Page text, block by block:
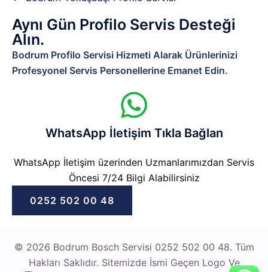
Aynı Gün Profilo Servis Desteği
Alın.
Bodrum Profilo Servisi Hizmeti Alarak Ürünlerinizi
Profesyonel Servis Personellerine Emanet Edin.
WhatsApp İletişim Tıkla Bağlan
WhatsApp İletişim üzerinden Uzmanlarımızdan Servis
Öncesi 7/24 Bilgi Alabilirsiniz
0252 502 00 48
© 2026 Bodrum Bosch Servisi 0252 502 00 48. Tüm
Hakları Saklıdır. Sitemizde İsmi Geçen Logo Ve